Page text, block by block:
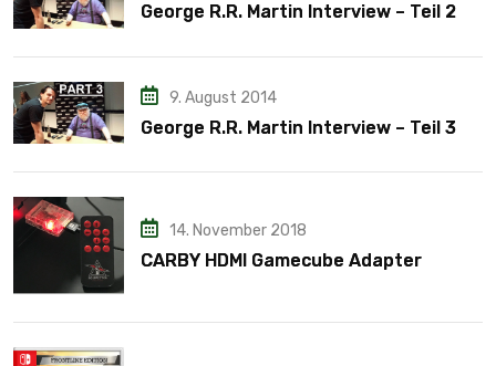
George R.R. Martin Interview – Teil 2
9. August 2014
George R.R. Martin Interview – Teil 3
14. November 2018
CARBY HDMI Gamecube Adapter